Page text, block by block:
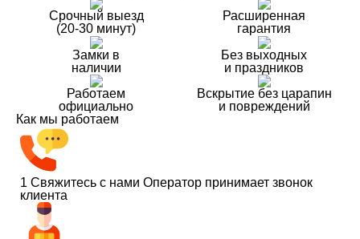
Срочный выезд
(20-30 минут)
Расширенная
гарантия
Замки в
наличии
Без выходных
и праздников
Работаем
официально
Вскрытие без царапин
и повреждений
Как мы работаем
1 Свяжитесь с нами Оператор принимает звонок
клиента